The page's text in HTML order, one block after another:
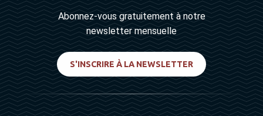
Abonnez-vous gratuitement à notre
newsletter mensuelle
S'INSCRIRE À LA NEWSLETTER